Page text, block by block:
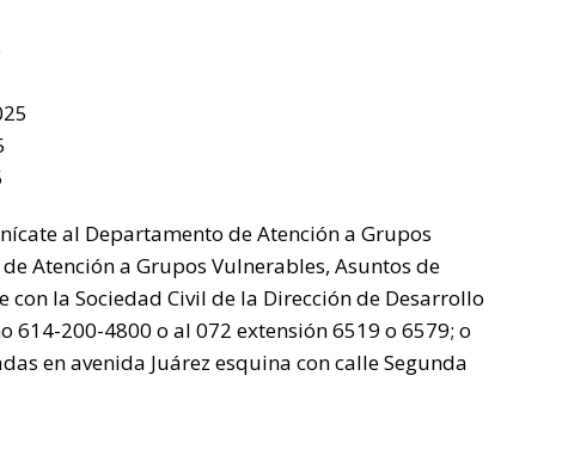
al Departamento de Atención a Grupos
Atención a Grupos Vulnerables, Asuntos de
con la Sociedad Civil de la Dirección de Desarrollo
614-200-4800 o al 072 extensión 6519 o 6579; o
en avenida Juárez esquina con calle Segunda